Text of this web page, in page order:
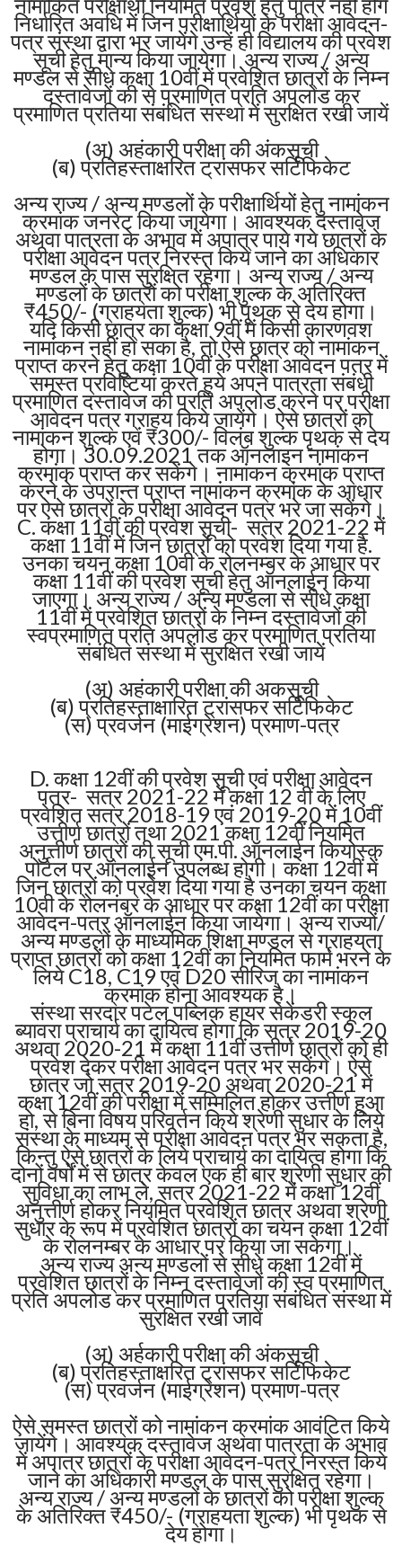
निर्धारित अवधि में जिन परीक्षार्थियों के परीक्षा आवेदन-
पत्र संस्था द्वारा भर जायेंगे उन्हें ही विद्यालय की प्रवेश
सूची हेतु मान्य किया जायेगा। अन्य राज्य / अन्य
मण्डल से सीधे कक्षा 10वीं में प्रवेशित छात्रों के निम्न
दस्तावेजों की से प्रमाणित प्रति अपलोड कर
प्रमाणित प्रतिया संबंधित संस्था में सुरक्षित रखी जायें
(अ) अहंकारी परीक्षा की अंकसूची
(ब) प्रतिहस्ताक्षरित ट्रांसफर सर्टिफिकेट
अन्य राज्य / अन्य मण्डलों के परीक्षार्थियों हेतु नामांकन
क्रमांक जनरेट किया जायेगा। आवश्यक दस्तावेज
अथवा पात्रता के अभाव में अपात्र पाये गये छात्रों के
परीक्षा आवेदन पत्र निरस्त किये जाने का अधिकार
मण्डल के पास सुरक्षित रहेगा। अन्य राज्य / अन्य
मण्डलों के छात्रों को परीक्षा शुल्क के अतिरिक्त
₹450/- (ग्राहयता शुल्क) भी पृथक से देय होगा।
यदि किसी छात्र का कक्षा 9वीं में किसी कारणवश
नामांकन नहीं हो सका है, तो ऐसे छात्र को नामांकन
प्राप्त करने हेतु कक्षा 10वीं के परीक्षा आवेदन पत्र में
समस्त प्रविष्टियां करते हुये अपने पात्रता संबंधी
प्रमाणित दस्तावेज की प्रति अपलोड करने पर परीक्षा
आवेदन पत्र ग्राहय किये जायेंगे। ऐसे छात्रों को
नामांकन शुल्क एवं ₹300/- विलंब शुल्क पृथक से देय
होगा। 30.09.2021 तक ऑनलाइन नामांकन
क्रमांक प्राप्त कर सकेंगे। नामांकन क्रमांक प्राप्त
करने के उपरान्त प्राप्त नामांकन क्रमांक के आधार
पर ऐसे छात्रों के परीक्षा आवेदन पत्र भरे जा सकेंगे।
C. कक्षा 11वीं की प्रवेश सूची- सत्र 2021-22 में
कक्षा 11वीं में जिन छात्रों को प्रवेश दिया गया है.
उनका चयन कक्षा 10वी के रोलनम्बर के आधार पर
कक्षा 11वीं की प्रवेश सूची हेतु ऑनलाईन किया
जाएगा। अन्य राज्य / अन्य मण्डला से सीधे कक्षा
11वीं में प्रवेशित छात्रों के निम्न दस्तावेजों की
स्वप्रमाणित प्रति अपलोड कर प्रमाणित प्रतिया
संबंधित संस्था में सुरक्षित रखी जायें
(अ) अहंकारी परीक्षा की अकसूची
(ब) प्रतिहस्ताक्षारित ट्रांसफर सर्टिफिकेट
(स) प्रवर्जन (माईग्रेशन) प्रमाण-पत्र
D. कक्षा 12वीं की प्रवेश सूची एवं परीक्षा आवेदन
पत्र- सत्र 2021-22 में कक्षा 12 वीं के लिए
प्रवेशित सत्र 2018-19 एवं 2019-20 में 10वीं
उत्तीर्ण छात्रों तथा 2021 कक्षा 12वीं नियमित
अनुत्तीर्ण छात्रों की सूची एम.पी. ऑनलाईन कियोस्क
पोर्टल पर ऑनलाईन उपलब्ध होगी। कक्षा 12वीं में
जिन छात्रों को प्रवेश दिया गया है उनका चयन कक्षा
10वी के रोलनंबर के आधार पर कक्षा 12वीं का परीक्षा
आवेदन-पत्र ऑनलाईन किया जायेगा। अन्य राज्यों/
अन्य मण्डलों के माध्यमिक शिक्षा मण्डल से ग्राहयता
प्राप्त छात्रों को कक्षा 12वीं का नियमित फार्म भरने के
लिये C18, C19 एवं D20 सीरिज का नामांकन
क्रमांक होना आवश्यक है।
संस्था सरदार पटेल पब्लिक हायर सेकेंडरी स्कूल
ब्यावरा प्राचार्य का दायित्व होगा कि सत्र 2019-20
अथवा 2020-21 में कक्षा 11वीं उत्तीर्ण छात्रों को ही
प्रवेश देकर परीक्षा आवेदन पत्र भर सकेंगे। ऐसे
छात्र जो सत्र 2019-20 अथवा 2020-21 में
कक्षा 12वीं की परीक्षा में सम्मिलित होकर उत्तीर्ण हुआ
हो, से बिना विषय परिवर्तन किये श्रेणी सुधार के लिये
संस्था के माध्यम से परीक्षा आवेदन पत्र भर सकता है,
किन्तु ऐसे छात्रों के लिये प्राचार्य का दायित्व होगा कि
दोनों वर्षों में से छात्र केवल एक ही बार श्रेणी सुधार की
सुविधा का लाभ ले, सत्र 2021-22 में कक्षा 12वीं
अनुत्तीर्ण होकर नियमित प्रवेशित छात्र अथवा श्रेणी
सुधार के रूप में प्रवेशित छात्रों का चयन कक्षा 12वीं
के रोलनम्बर के आधार पर किया जा सकेगा।
अन्य राज्य अन्य मण्डलों से सीधे कक्षा 12वीं में
प्रवेशित छात्रों के निम्न दस्तावेजों की स्व प्रमाणित
प्रति अपलोड कर प्रमाणित प्रतिया संबंधित संस्था में
सुरक्षित रखी जावें
(अ) अर्हकारी परीक्षा की अंकसूची
(ब) प्रतिहस्ताक्षरित ट्रांसफर सर्टिफिकेट
(स) प्रवर्जन (माईग्रेशन) प्रमाण-पत्र
ऐसे समस्त छात्रों को नामांकन क्रमांक आवंटित किये
जायेंगे। आवश्यक दस्तावेज अथवा पात्रता के अभाव
में अपात्र छात्रों के परीक्षा आवेदन-पत्र निरस्त किये
जाने का अधिकारी मण्डल के पास सुरक्षित रहेगा।
अन्य राज्य / अन्य मण्डलों के छात्रों को परीक्षा शुल्क
के अतिरिक्त ₹450/- (ग्राहयता शुल्क) भी पृथक से
देय होगा।